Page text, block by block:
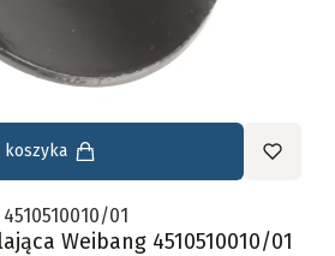
koszyka
4510510010/01
Weibang 4510510010/01